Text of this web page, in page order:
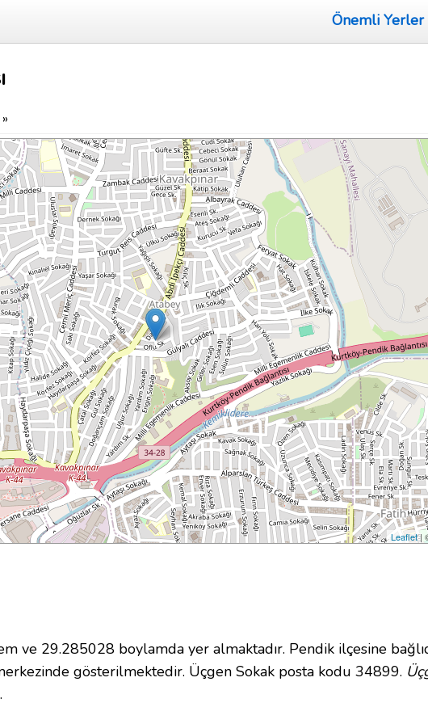
Önemli Yerler
»
Leaflet|
ve 29.285028 boylamda yer almaktadır. Pendik ilçesine
gösterilmektedir. Üçgen Sokak posta kodu 34899.
.